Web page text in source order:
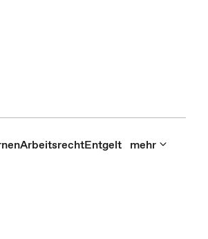
ArbeitsrechtEntgelt mehr